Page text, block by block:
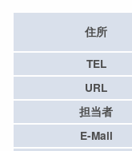
住所
TEL
URL
担当者
E-Mail